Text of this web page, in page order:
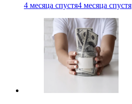
4 месяца спустя4 месяца спустя